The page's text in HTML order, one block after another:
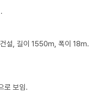
설, 길이 1550m, 폭이 18m.
로 보임.